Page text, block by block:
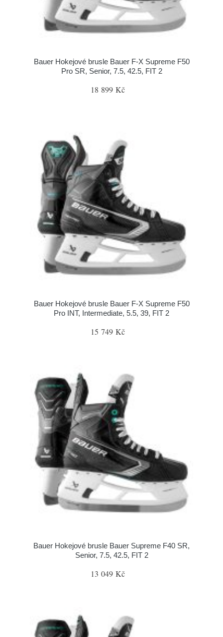
Bauer Hokejové brusle Bauer F-X Supreme F50
Pro SR, Senior, 7.5, 42.5, FIT 2
18 899 Kč
Bauer Hokejové brusle Bauer F-X Supreme F50
Pro INT, Intermediate, 5.5, 39, FIT 2
15 749 Kč
Bauer Hokejové brusle Bauer Supreme F40 SR,
Senior, 7.5, 42.5, FIT 2
13 049 Kč